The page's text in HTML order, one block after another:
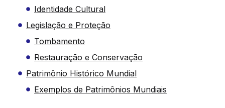
Identidade Cultural
Legislação e Proteção
Tombamento
Restauração e Conservação
Patrimônio Histórico Mundial
Exemplos de Patrimônios Mundiais